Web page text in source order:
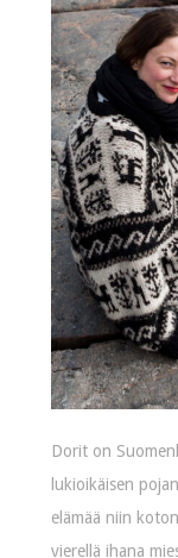
Dorit on
lukioikäisen
elämää niin
vierellä ihana